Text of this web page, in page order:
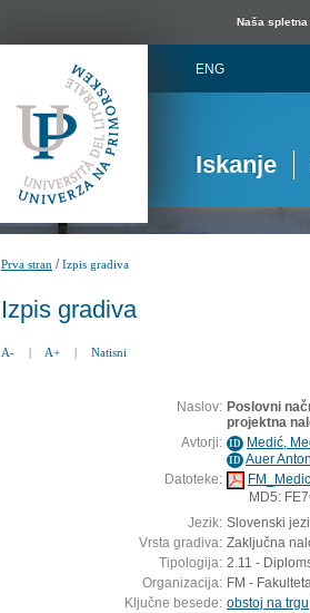
Naša
ENG
Iskanje
Prva stran /Izpis gradiva
Izpis gradiva
A- | A+ | Natisni
Naslov: Poslovni
projektna
Avtorji: ID Medić,
ID Auer
Datoteke:
MD5:
Jezik: Slovenski
Vrsta gradiva: Zaključna
Tipologija: 2.11 -
Organizacija: FM -
Ključne besede: obstoj na trgu